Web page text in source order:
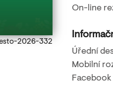
Rozhledna Bára
Ulice s kostelem
On-line
Úřední
Mobilní
Facebook